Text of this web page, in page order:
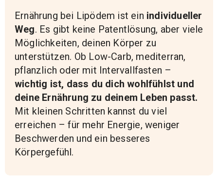
Ernährung bei Lipödem ist ein individueller
Weg. Es gibt keine Patentlösung, aber viele
Möglichkeiten, deinen Körper zu
unterstützen. Ob Low-Carb, mediterran,
pflanzlich oder mit Intervallfasten –
wichtig ist, dass du dich wohlfühlst und
deine Ernährung zu deinem Leben passt.
Mit kleinen Schritten kannst du viel
erreichen – für mehr Energie, weniger
Beschwerden und ein besseres
Körpergefühl.